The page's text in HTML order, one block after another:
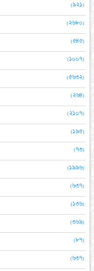
(৯২১)
(২৬৮০)
(৫৪৫)
(১০০৭)
(৫৬৩২)
(২৬৪)
(২১০৭)
(১৯৫)
(৭৩)
(১৯৯৬)
(৬৩৭)
(১৩৬)
(৩৬৯)
(৮৭)
(৬৩৭)